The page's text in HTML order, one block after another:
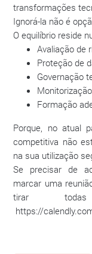
transformações
Ignorá-la não é
O equilíbrio reside
Avaliação de
Proteção de
Governação
Formação
Porque, no atual
competitiva não
na sua utilização
Se precisar de
marcar uma
tirar
https://